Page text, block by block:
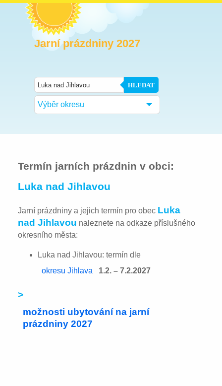
Jarní prázdniny 2027
HLEDAT
Výběr okresu
Termín jarních prázdnin v obci:
Luka nad Jihlavou
Jarní prázdniny a jejich termín pro obec Luka
nad Jihlavou naleznete na odkaze příslušného
okresního města:
Luka nad Jihlavou: termín dle
okresu Jihlava
1.2. – 7.2.2027
>
možnosti ubytování na jarní
prázdniny 2027